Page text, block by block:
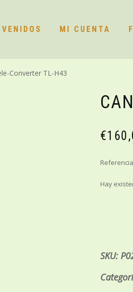
MI CUENTA
Converter TL-H43
€
Hay
SKU: